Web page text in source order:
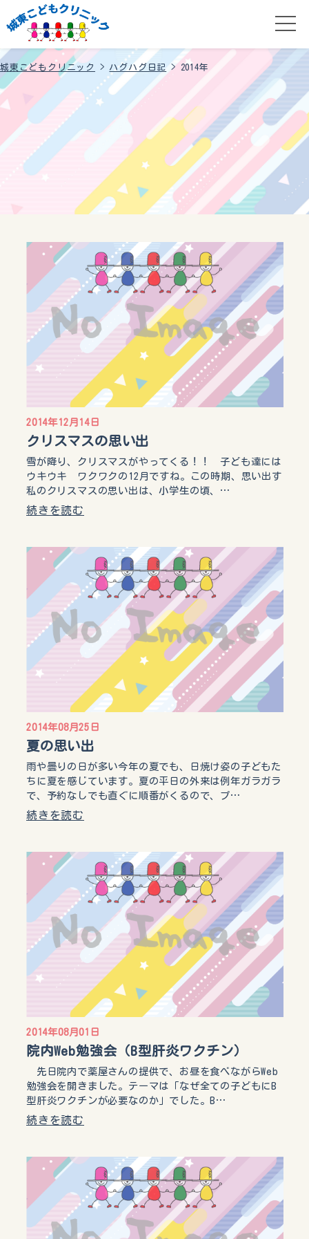
城東こどもクリニック > ハグハグ日記> 2014年
2014年12月14日
クリスマスの思い出
雪が降り、クリスマスがやってくる！！ 子ども達には
ウキウキ ワクワクの12月ですね。この時期、思い出す
私のクリスマスの思い出は、小学生の頃、…
続きを読む
2014年08月25日
夏の思い出
雨や曇りの日が多い今年の夏でも、日焼け姿の子どもた
ちに夏を感じています。夏の平日の外来は例年ガラガラ
で、予約なしでも直ぐに順番がくるので、プ…
続きを読む
2014年08月01日
院内Web勉強会（B型肝炎ワクチン）
先日院内で薬屋さんの提供で、お昼を食べながらWeb
勉強会を開きました。テーマは「なぜ全ての子どもにB
型肝炎ワクチンが必要なのか」でした。B…
続きを読む